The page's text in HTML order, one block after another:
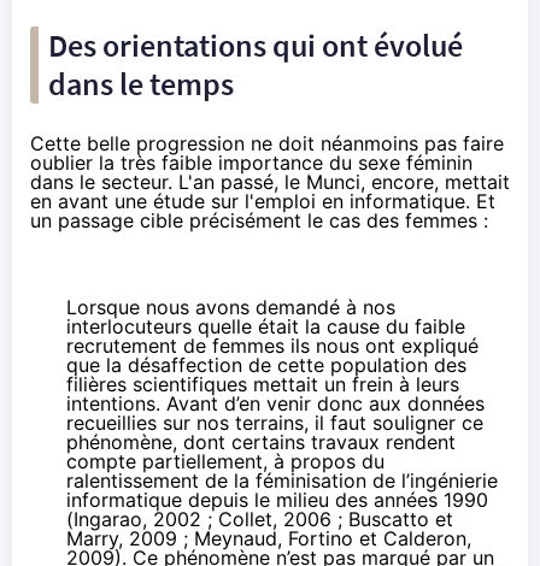
Des orientations qui ont évolué
dans le temps
Cette belle progression ne doit néanmoins pas faire
oublier la très faible importance du sexe féminin
dans le secteur. L'an passé, le Munci, encore, mettait
en avant une étude sur l'emploi en informatique. Et
un passage cible précisément le cas des femmes :
Lorsque nous avons demandé à nos
interlocuteurs quelle était la cause du faible
recrutement de femmes ils nous ont expliqué
que la désaffection de cette population des
filières scientifiques mettait un frein à leurs
intentions. Avant d’en venir donc aux données
recueillies sur nos terrains, il faut souligner ce
phénomène, dont certains travaux rendent
compte partiellement, à propos du
ralentissement de la féminisation de l’ingénierie
informatique depuis le milieu des années 1990
(Ingarao, 2002 ; Collet, 2006 ; Buscatto et
Marry, 2009 ; Meynaud, Fortino et Calderon,
2009). Ce phénomène n’est pas marqué par un